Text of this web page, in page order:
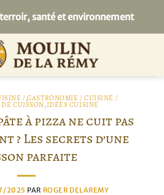
santé et environnement
/,GASTRONOMIE / CUISINE /
CUISSON,IDÉES CUISINE
à pizza ne cuit pas
? Les secrets d’une
parfaite
2025 PAR ROGER DELAREMY